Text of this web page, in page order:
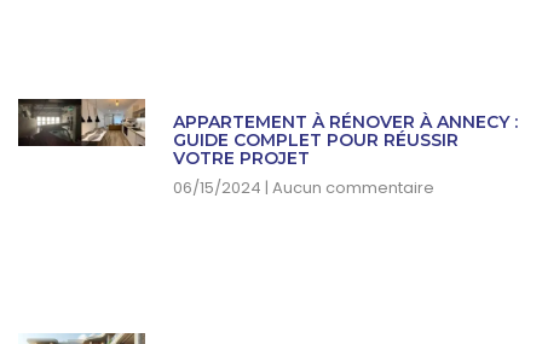
APPARTEMENT À RÉNOVER À ANNECY :
GUIDE COMPLET POUR RÉUSSIR
VOTRE PROJET
06/15/2024 Aucun commentaire